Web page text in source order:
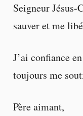
Seigneur
sauver et me
J’ai confiance
toujours me
Père aimant,